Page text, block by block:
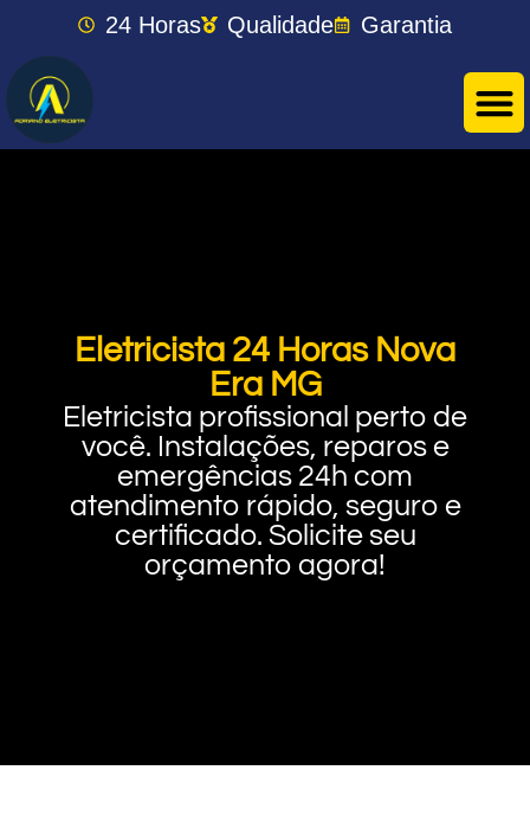
24 Horas Qualidade Garantia
Eletricista 24 Horas Nova
Era MG
Eletricista profissional perto de
você. Instalações, reparos e
emergências 24h com
atendimento rápido, seguro e
certificado. Solicite seu
orçamento agora!